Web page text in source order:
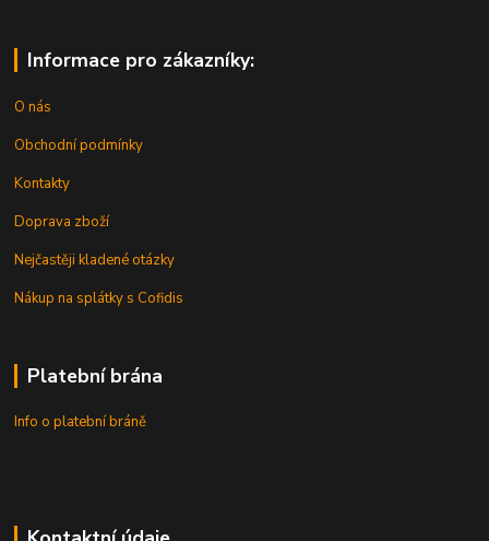
Informace pro zákazníky:
O nás
Obchodní podmínky
Kontakty
Doprava zboží
Nejčastěji kladené otázky
Nákup na splátky s Cofidis
Platební brána
Info o platební bráně